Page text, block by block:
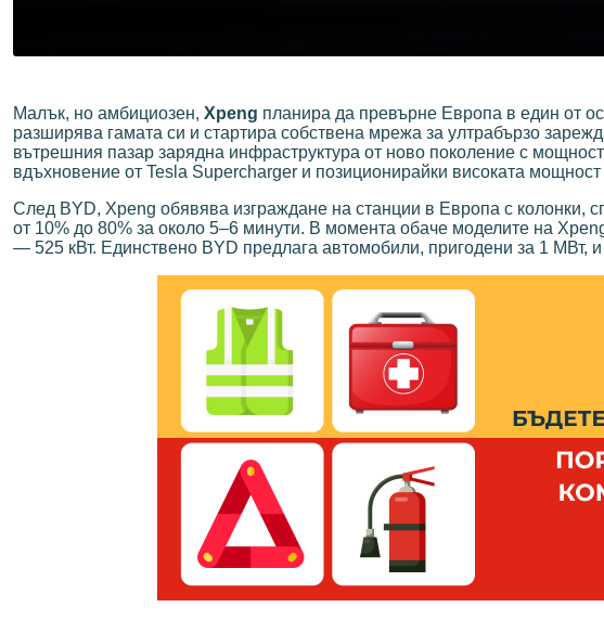
Малък, но амбициозен, Xpeng планира да превърне Европа в един от
разширява гамата си и стартира собствена мрежа за ултрабързо
вътрешния пазар зарядна инфраструктура от ново поколение с
вдъхновение от Tesla Supercharger и позиционирайки високата
След BYD, Xpeng обявява изграждане на станции в Европа с колонки,
от 10% до 80% за около 5–6 минути. В момента обаче моделите на
— 525 кВт. Единствено BYD предлага автомобили, пригодени за 1 МВт, и